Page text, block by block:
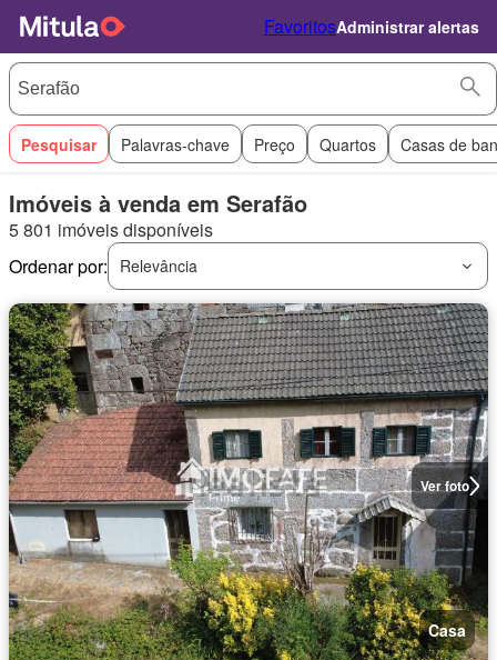
FavoritosAdministrar alertas
Pesquisar Palavras-chave Preço Quartos Casas de
Imóveis à venda em Serafão
5 801 imóveis disponíveis
Ordenar por:
Relevância
Ver foto
Casa